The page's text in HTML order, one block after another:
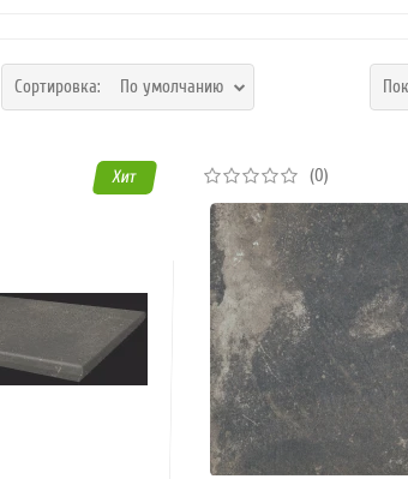
Сортировка: По умолчанию
Хит (0)